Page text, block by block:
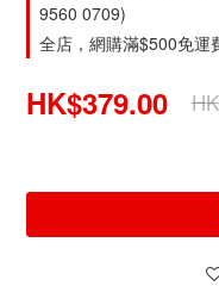
9560 0709)
全店，網購滿$500免運
HK$379.00